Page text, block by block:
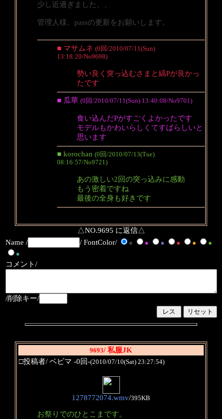
少し近過ぎました、、
管理人様、passの更新をお願いします。
■ マサムネ (0回/2010/07/11(Sun)
13:18:20/No9698)
勢い良く突っ込むさまと縞Pが良かっ
たです
■ 瓜華 (0回/2010/07/11(Sun) 13:40:08/No9701)
食い込んだPがすごくよかったです
モデルもかわいらしくてすばらしいと
思います
■ korochan (0回/2010/07/13(Tue)
08:16:57/No9721)
あの激しい2回の突っ込みに感動
もう密着ですね
最後の全身も好きです
△NO.9695 に返信△
Name /
/ FontColor/ ● ● ● ● ●
●
●
コメント/
/削除キー/
9693/ 私服JK
□投稿者/ ベビマ -0回-(2010/07/10(Sat) 23:27:54)
1278772074.wmv/395KB
お祭りでのひとこまです。